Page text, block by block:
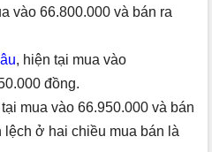
vào 66.800.000 và bán ra
, hiện tại mua vào
đồng.
mua vào 66.950.000 và bán
lệch ở hai chiều mua bán là